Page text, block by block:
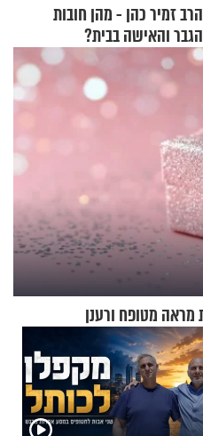
הרב זמיר כהן - מהן חובות
הגבר והאישה בבית?